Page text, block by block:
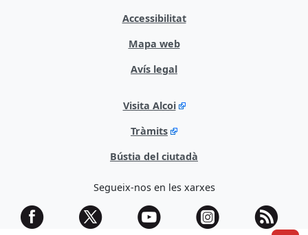
Accessibilitat
Mapa web
Avís legal
Visita Alcoi
Tràmits
Bústia del ciutadà
Segueix-nos en les xarxes